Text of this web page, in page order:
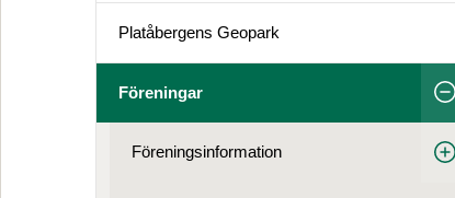
Platåbergens Geopark
Föreningar
Föreningsinformation